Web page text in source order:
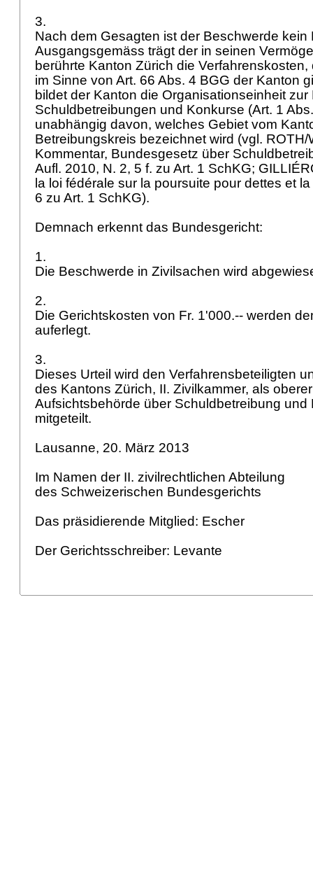
3.
Nach dem Gesagten ist der Beschwerde kein
Ausgangsgemäss trägt der in seinen
berührte Kanton Zürich die
im Sinne von Art. 66 Abs. 4 BGG der Kanton
bildet der Kanton die Organisationseinheit
Schuldbetreibungen und Konkurse (Art. 1
unabhängig davon, welches Gebiet vom
Betreibungskreis bezeichnet wird (vgl. ROTH/
Kommentar, Bundesgesetz über
Aufl. 2010, N. 2, 5 f. zu Art. 1 SchKG;
la loi fédérale sur la poursuite pour dettes et
6 zu Art. 1 SchKG).
Demnach erkennt das Bundesgericht:
1.
Die Beschwerde in Zivilsachen wird
2.
Die Gerichtskosten von Fr. 1'000.-- werden
auferlegt.
3.
Dieses Urteil wird den Verfahrensbeteiligten
des Kantons Zürich, II. Zivilkammer, als
Aufsichtsbehörde über Schuldbetreibung und
mitgeteilt.
Lausanne, 20. März 2013
Im Namen der II. zivilrechtlichen Abteilung
des Schweizerischen Bundesgerichts
Das präsidierende Mitglied: Escher
Der Gerichtsschreiber: Levante